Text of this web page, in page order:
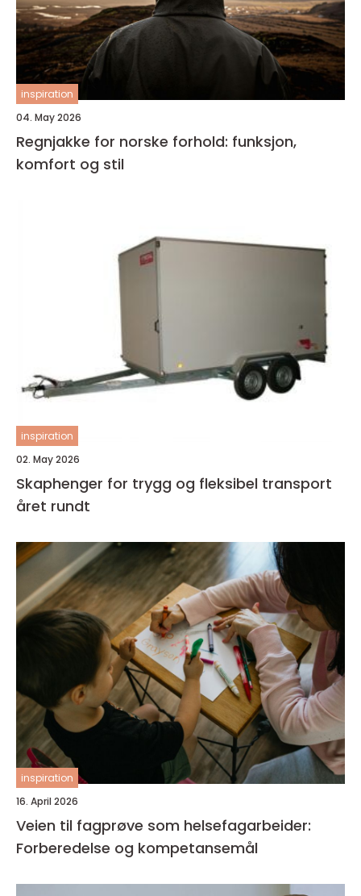
inspiration
04. May 2026
Regnjakke for norske forhold: funksjon,
komfort og stil
inspiration
02. May 2026
Skaphenger for trygg og fleksibel transport
året rundt
inspiration
16. April 2026
Veien til fagprøve som helsefagarbeider:
Forberedelse og kompetansemål